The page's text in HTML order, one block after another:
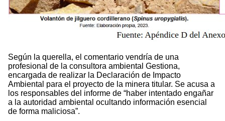
Según la querella, el comentario vendría de una
profesional de la consultora ambiental Gestiona,
encargada de realizar la Declaración de Impacto
Ambiental para el proyecto de la minera titular. Se acusa a
los responsables del informe de “haber intentado engañar
a la autoridad ambiental ocultando información esencial
de forma maliciosa”.